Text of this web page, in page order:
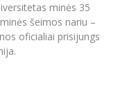
minės 35
šeimos nariu –
oficialiai prisijungs